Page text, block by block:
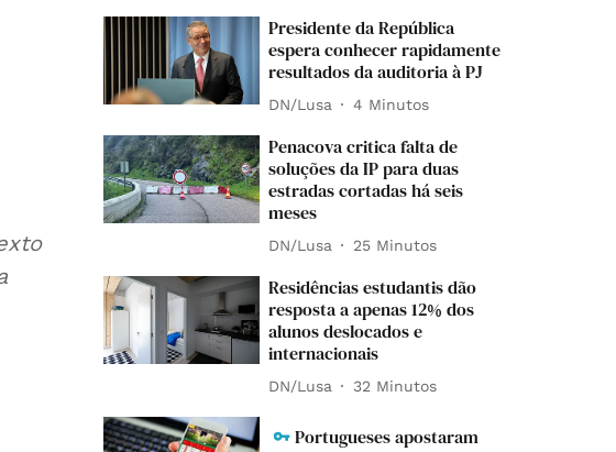
Presidente da República
espera conhecer rapidamente
resultados da auditoria à PJ
DN/Lusa 4 Minutos
Penacova critica falta de
soluções da IP para duas
estradas cortadas há seis
meses
DN/Lusa 25 Minutos
Residências estudantis dão
resposta a apenas 12% dos
alunos deslocados e
internacionais
DN/Lusa 32 Minutos
Portugueses apostaram